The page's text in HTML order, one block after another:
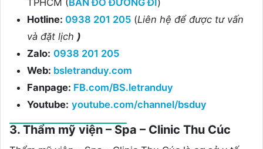
Hotline: 0938 201 205 (Liên hệ để được tư vấn
và đặt lịch )
Zalo: 0938 201 205
Web: bsletranduy.com
Fanpage: FB.com/BS.letranduy
Youtube: youtube.com/channel/bsduy
3. Thẩm mỹ viện – Spa – Clinic Thu Cúc